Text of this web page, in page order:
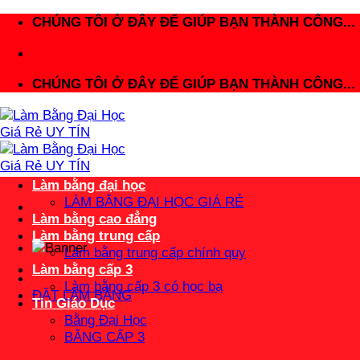
CHÚNG TÔI Ở ĐÂY ĐỂ GIÚP BẠN THÀNH CÔNG...
CHÚNG TÔI Ở ĐÂY ĐỂ GIÚP BẠN THÀNH CÔNG...
ĐẶT LÀM BẰNG
Làm bằng đại học
LÀM BẰNG ĐẠI HỌC GIÁ RẺ
Làm bằng cao đẳng
Làm bằng trung cấp
Làm bằng trung cấp chính quy
Làm bằng cấp 3
Làm bằng cấp 3 có học bạ
Tin Giáo Dục
Bằng Đại Học
BẰNG CẤP 3